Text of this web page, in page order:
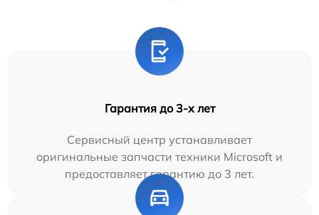
Гарантия до 3-х лет
Сервисный центр устанавливает
оригинальные запчасти техники Microsoft и
предоставляет гарантию до 3 лет.